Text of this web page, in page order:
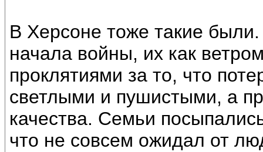
В Херсоне тоже такие
начала войны, их как
проклятиями за то, что
светлыми и пушистыми, а
качества. Семьи
что не совсем ожидал от